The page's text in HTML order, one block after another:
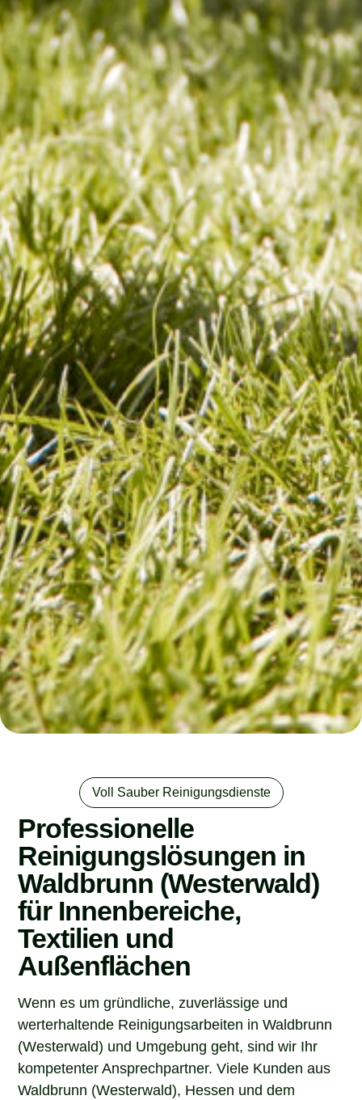
Voll Sauber Reinigungsdienste
Professionelle
Reinigungslösungen in
Waldbrunn (Westerwald)
für Innenbereiche,
Textilien und
Außenflächen
Wenn es um gründliche, zuverlässige und
werterhaltende Reinigungsarbeiten in Waldbrunn
(Westerwald) und Umgebung geht, sind wir Ihr
kompetenter Ansprechpartner. Viele Kunden aus
Waldbrunn (Westerwald), Hessen und dem